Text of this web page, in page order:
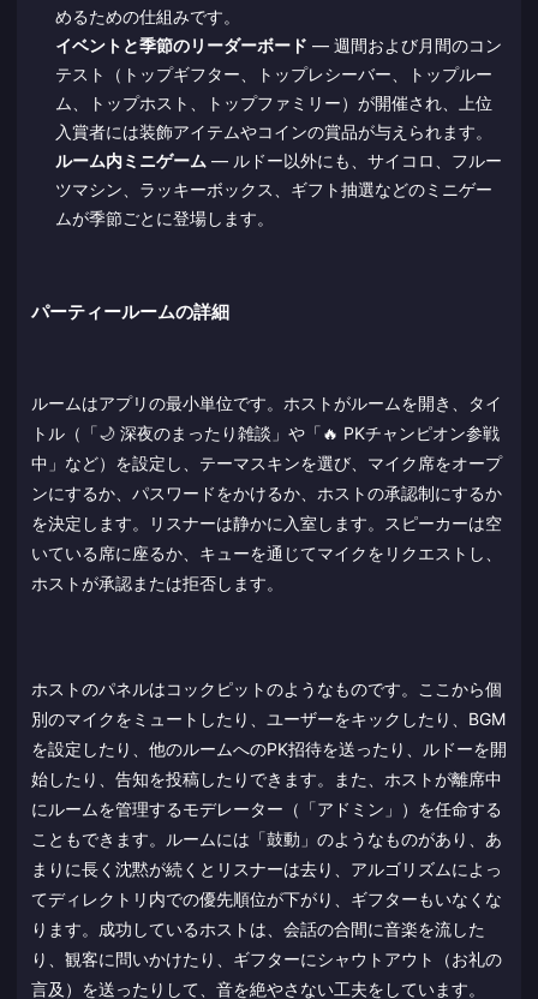
めるための仕組みです。
イベントと季節のリーダーボード — 週間および月間のコン
テスト（トップギフター、トップレシーバー、トップルー
ム、トップホスト、トップファミリー）が開催され、上位
入賞者には装飾アイテムやコインの賞品が与えられます。
ルーム内ミニゲーム — ルドー以外にも、サイコロ、フルー
ツマシン、ラッキーボックス、ギフト抽選などのミニゲー
ムが季節ごとに登場します。
パーティールームの詳細
ルームはアプリの最小単位です。ホストがルームを開き、タイ
トル（「🌙 深夜のまったり雑談」や「🔥 PKチャンピオン参戦
中」など）を設定し、テーマスキンを選び、マイク席をオープ
ンにするか、パスワードをかけるか、ホストの承認制にするか
を決定します。リスナーは静かに入室します。スピーカーは空
いている席に座るか、キューを通じてマイクをリクエストし、
ホストが承認または拒否します。
ホストのパネルはコックピットのようなものです。ここから個
別のマイクをミュートしたり、ユーザーをキックしたり、BGM
を設定したり、他のルームへのPK招待を送ったり、ルドーを開
始したり、告知を投稿したりできます。また、ホストが離席中
にルームを管理するモデレーター（「アドミン」）を任命する
こともできます。ルームには「鼓動」のようなものがあり、あ
まりに長く沈黙が続くとリスナーは去り、アルゴリズムによっ
てディレクトリ内での優先順位が下がり、ギフターもいなくな
ります。成功しているホストは、会話の合間に音楽を流した
り、観客に問いかけたり、ギフターにシャウトアウト（お礼の
言及）を送ったりして、音を絶やさない工夫をしています。